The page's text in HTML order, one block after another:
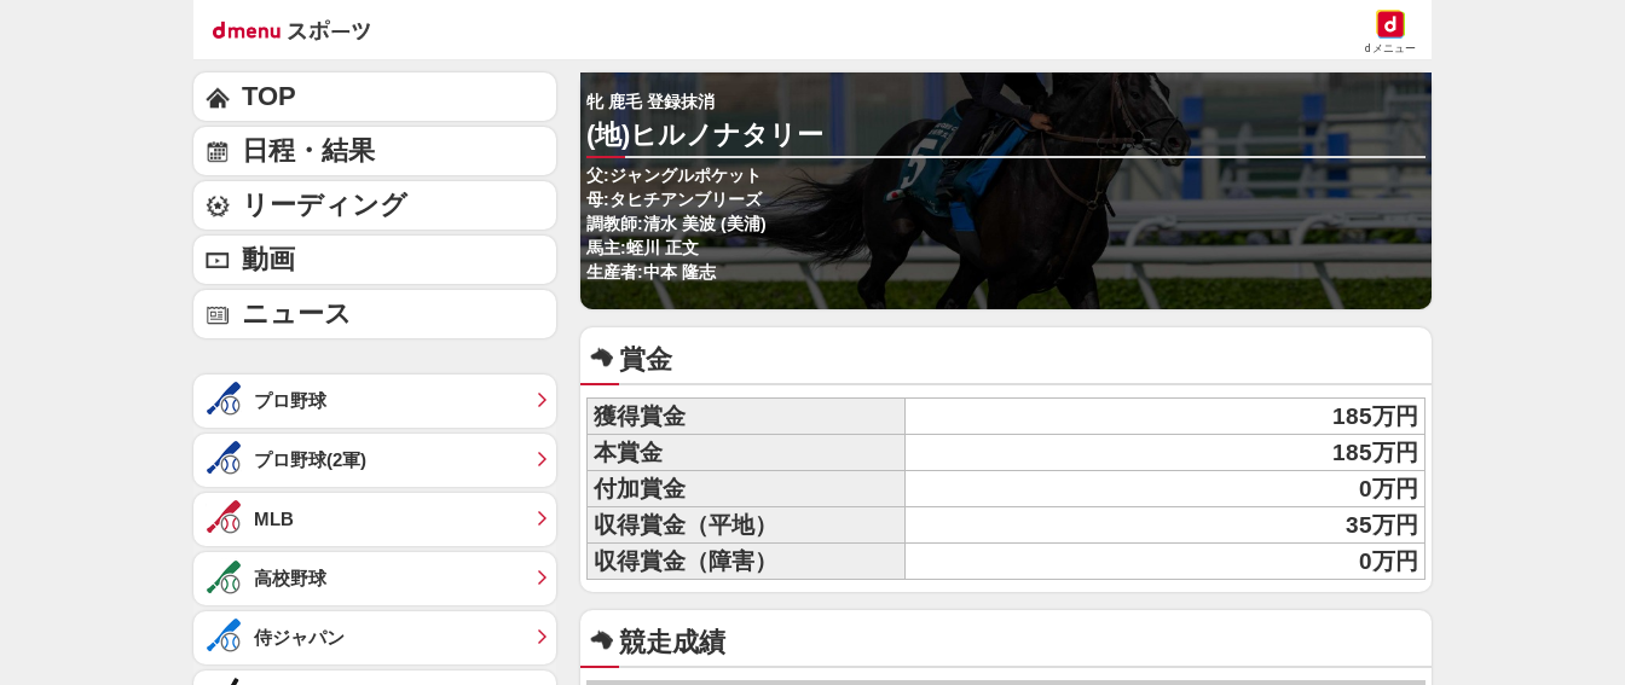
dメニュー
牝 鹿毛 登録抹消
(地)ヒルノナタリー
父:ジャングルポケット
母:タヒチアンブリーズ
調教師:清水 美波 (美浦)
馬主:蛭川 正文
生産者:中本 隆志
賞金
獲得賞金
185万円
本賞金
185万円
付加賞金
0万円
収得賞金（平地）
35万円
収得賞金（障害）
0万円
競走成績
TOP
日程・結果
リーディング
動画
ニュース
プロ野球
プロ野球(2軍)
MLB
高校野球
侍ジャパン